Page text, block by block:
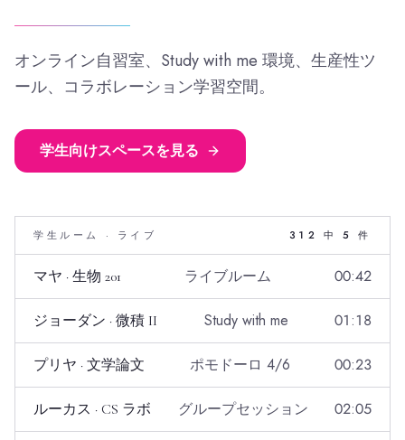
オンライン自習室、Study with me 環境、生産性ツ
ール、コラボレーション学習空間。
学生向けスペースを見る
学生ルーム · ライブ 312 中 5 件
マヤ · 生物 201 ライブルーム 00:42
ジョーダン · 微積 II Study with me 01:18
プリヤ · 文学論文 ポモドーロ 4/6 00:23
ルーカス · CS ラボ グループセッション 02:05